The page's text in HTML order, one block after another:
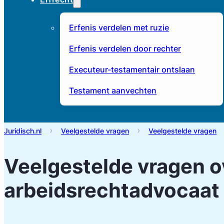
Erfenis verdelen met ruzie
Erfenis verdelen door rechter
Executeur-testamentair ontslaan
Testament aanvechten
Juridisch.nl Veelgestelde vragen Veelgestelde vragen
Veelgestelde vragen
arbeidsrechtadvocaat